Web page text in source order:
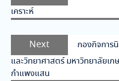
เรื่อง
เคราะห์
Next
Next
post:
กองกิจการ
และวิทยาศาสตร์ มหาวิทยาลัยเ
กำแพงแสน